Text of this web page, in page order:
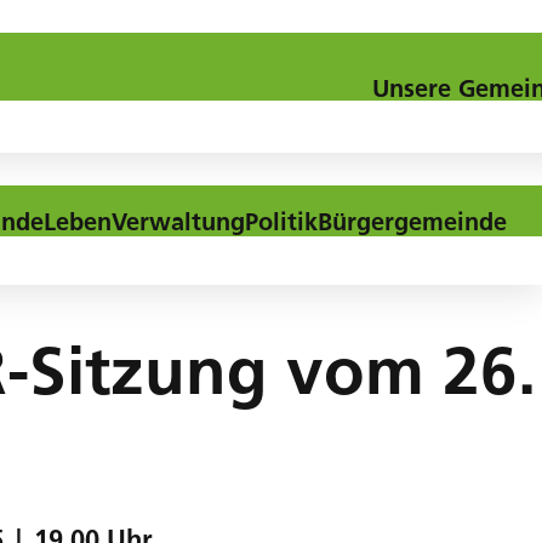
Unsere
LebenVerwaltungPolitikBürgergemeinde
Sitzung vom